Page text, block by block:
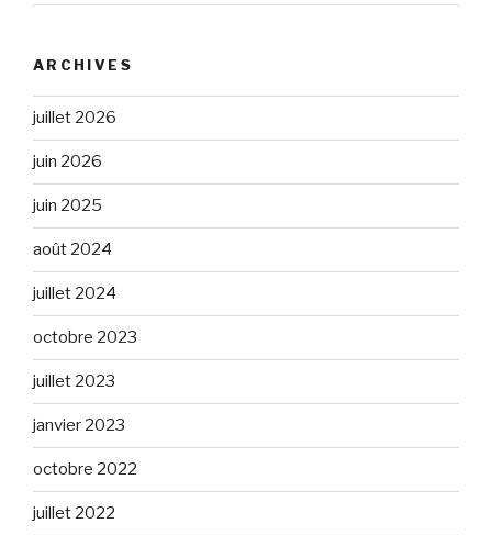
ARCHIVES
juillet 2026
juin 2026
juin 2025
août 2024
juillet 2024
octobre 2023
juillet 2023
janvier 2023
octobre 2022
juillet 2022